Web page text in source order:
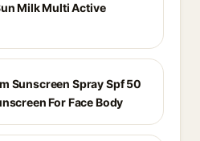
Milk Multi Active
Sunscreen Spray Spf 50
For Face Body